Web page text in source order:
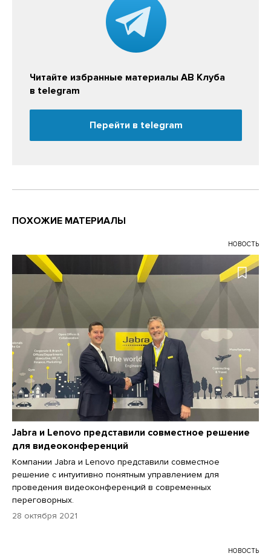
Читайте избранные материалы АВ Клуба
в telegram
Перейти в telegram
ПОХОЖИЕ МАТЕРИАЛЫ
НОВОСТЬ
Jabra и Lenovo представили совместное решение
для видеоконференций
Компании Jabra и Lenovo представили совместное
решение с интуитивно понятным управлением для
проведения видеоконференций в современных
переговорных.
28 октября 2021
НОВОСТЬ